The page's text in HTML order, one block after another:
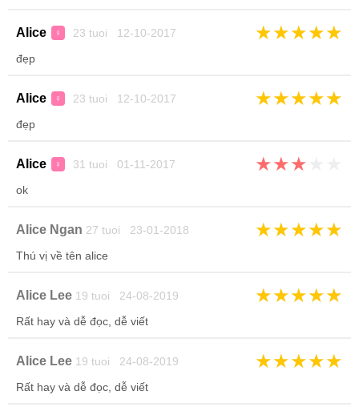
Alice ♀ 23 tuoi 12-10-2017 ★★★★★
đẹp
Alice ♀ 23 tuoi 12-10-2017 ★★★★★
đẹp
Alice ♀ 31 tuoi 01-11-2017 ★★★
ok
Alice Ngan 27 tuoi 23-01-2018 ★★★★★
Thú vị về tên alice
Alice Lee 19 tuoi 24-08-2019 ★★★★★
Rất hay và dễ đọc, dễ viết
Alice Lee 19 tuoi 24-08-2019 ★★★★★
Rất hay và dễ đọc, dễ viết